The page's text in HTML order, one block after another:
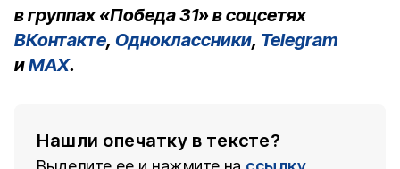
в группах «Победа 31» в соцсетях
ВКонтакте, Одноклассники, Telegram
иMAX.
Нашли опечатку в тексте?